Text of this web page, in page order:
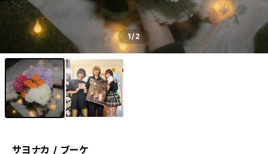
1/2
サヨナカ / ブーケ